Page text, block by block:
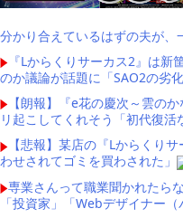
分かり合えているはずの夫が、
『Lからくりサーカス2』は
のか議論が話題に「SAO2の劣
【朗報】『e花の慶次～雲の
リ起こしてくれそう「初代復活
【悲報】某店の『Lからくり
わせされてゴミを買わされた」
専業さんって職業聞かれたら
「投資家」「Webデザイナー（